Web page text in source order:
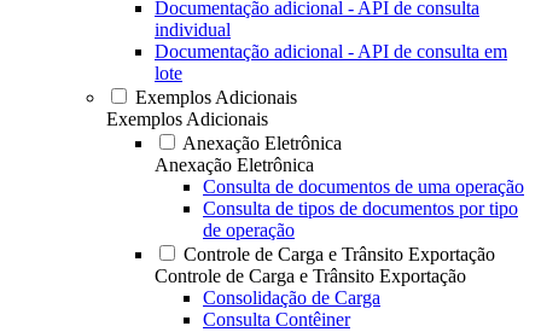
Documentação adicional - API de consulta
individual
Documentação adicional - API de consulta em
lote
Exemplos Adicionais
Exemplos Adicionais
Anexação Eletrônica
Anexação Eletrônica
Consulta de documentos de uma operação
Consulta de tipos de documentos por tipo
de operação
Controle de Carga e Trânsito Exportação
Controle de Carga e Trânsito Exportação
Consolidação de Carga
Consulta Contêiner